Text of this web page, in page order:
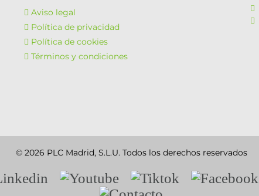
Aviso legal
Política de privacidad
Política de cookies
Términos y condiciones
© 2026 PLC Madrid, S.L.U. Todos los derechos reservados
Youtube Tiktok Facebook